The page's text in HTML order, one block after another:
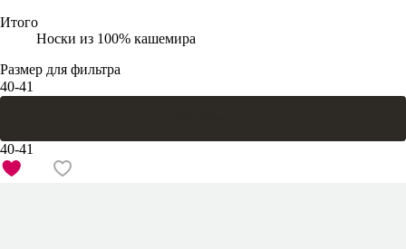
Итого
Носки из 100% кашемира
Размер для фильтра
40-41
40-41